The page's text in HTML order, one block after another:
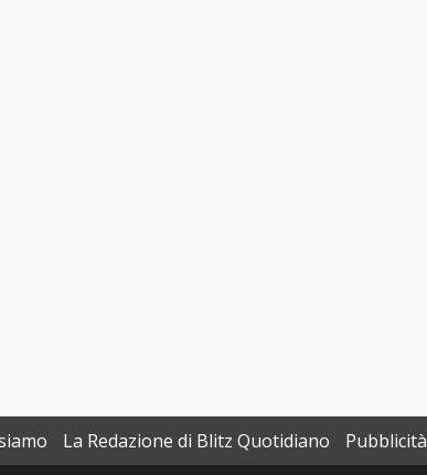
La Redazione di Blitz Quotidiano Pubblicità